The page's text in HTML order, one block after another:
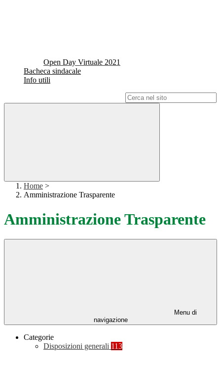
Open Day Virtuale 2021
Bacheca sindacale
Info utili
Home >
Amministrazione Trasparente
Amministrazione Trasparente
Menu di
navigazione
Categorie
Disposizioni generali 113